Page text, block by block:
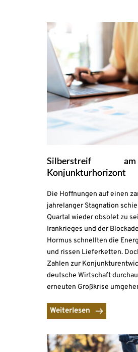
Silberstreif
Konjunkturhorizont
Die Hoffnungen auf einen
jahrelanger Stagnation
Quartal wieder obsolet zu
Irankrieges und der
Hormus schnellten die
und rissen Lieferketten.
Zahlen zur
deutsche Wirtschaft
erneuten Großkrise
Weiterlesen